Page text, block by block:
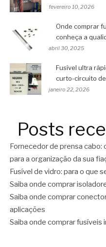
fevereiro 10, 2026
Onde comprar
conheça a
abril 30, 2025
Fusível ultra
curto-circuito
janeiro 22, 2026
Posts
Fornecedor de prensa
para a organização da sua
Fusível de vidro: para o que
Saiba onde comprar
Saiba onde comprar
aplicações
Saiba onde comprar fusíveis